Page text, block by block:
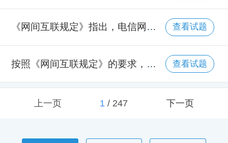
《网间互联规定》指出，电信网间互联的目的在于实现（ ）。 查看试题
按照《网间互联规定》的要求，电信业务经营者应当保证网间通信质量不低于（ ）的通信质量。 查看试题
上一页 1/ 247 下一页